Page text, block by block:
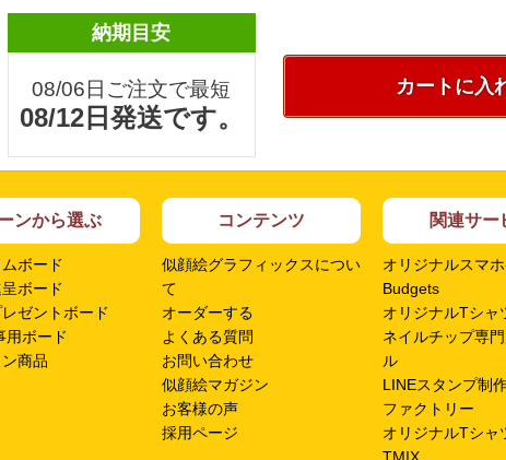
納期目安
08/06日ご注文で最短
08/12日発送です。
カートに入
ンから選ぶ
ボード
ボード
ゼントボード
用ボード
商品
コンテンツ
似顔絵グラフィックスについ
て
オーダーする
よくある質問
お問い合わせ
似顔絵マガジン
お客様の声
採用ページ
関連サー
オリジナルスマ
Budgets
オリジナルTシャ
ネイルチップ専
ル
LINEスタンプ制
ファクトリー
オリジナルTシャ